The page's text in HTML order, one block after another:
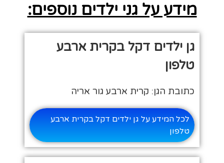
מידע על גני ילדים נוספים:
גן ילדים דקל בקרית ארבע
טלפון
כתובת הגן: קרית ארבע גור אריה
לכל המידע על גן ילדים דקל בקרית ארבע
טלפון